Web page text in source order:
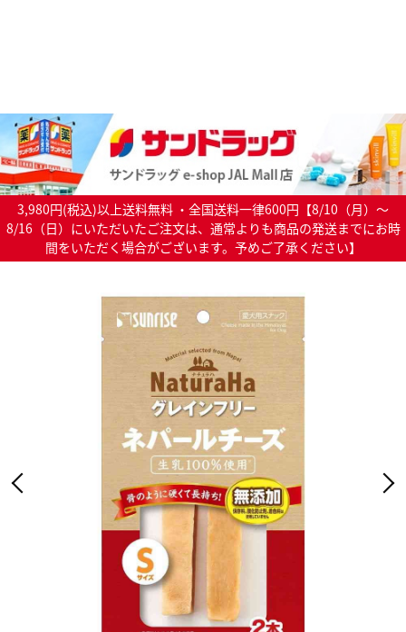
3,980円(税込)以上送料無料 ・全国送料一律600円【8/10（月）～
8/16（日）にいただいたご注文は、通常よりも商品の発送までにお時
間をいただく場合がございます。予めご了承ください】